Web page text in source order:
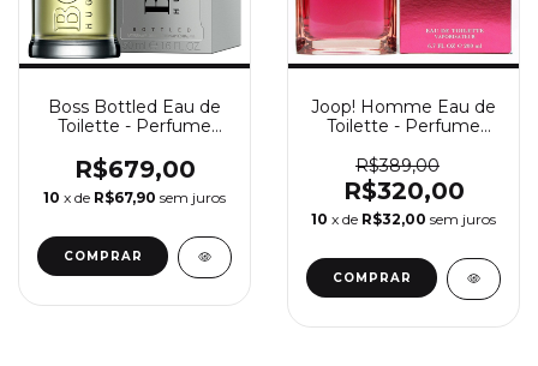
Boss Bottled Eau de
Toilette - Perfume
R$679,00
10 x de R$67,90 sem juros
COMPRAR
Joop! Homme Eau de
Toilette - Perfume
R$389,00
R$320,00
10 x de R$32,00 sem juros
COMPRAR